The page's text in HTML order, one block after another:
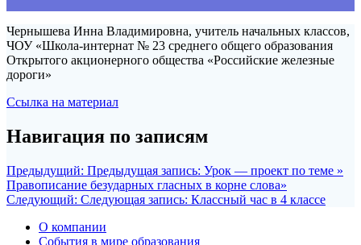
Чернышева Инна Владимировна, учитель начальных классов,
ЧОУ «Школа-интернат № 23 среднего общего образования
Открытого акционерного общества «Российские железные
дороги»
Ссылка на материал
Навигация по записям
Предыдущий: Предыдущая запись: Урок — проект по теме »
Правописание безударных гласных в корне слова»
Следующий: Следующая запись: Классный час в 4 классе
О компании
События в мире образования